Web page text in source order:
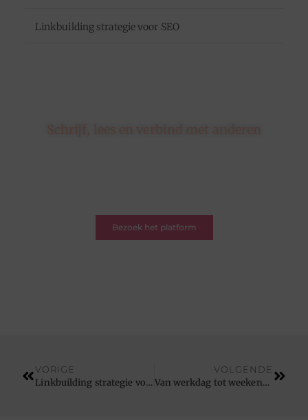
Linkbuilding strategie voor SEO
Bezoek het platform
VORIGE
Linkbuilding strategie voor SEO
VOLGENDE
Van werkdag tot weekend: zo bouw je een sterke herengarderobe